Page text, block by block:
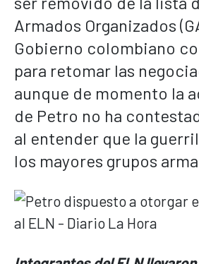
Armados Organizados
Gobierno colombiano
para retomar las
aunque de momento la
de Petro no ha
al entender que la
los mayores grupos